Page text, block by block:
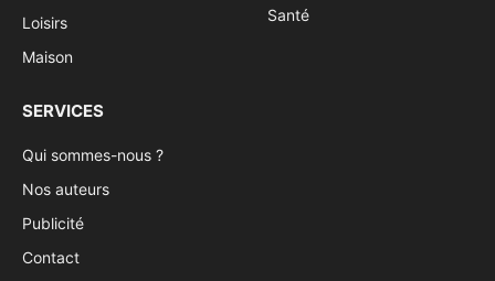
Loisirs
Maison
Santé
SERVICES
Qui sommes-nous ?
Nos auteurs
Publicité
Contact